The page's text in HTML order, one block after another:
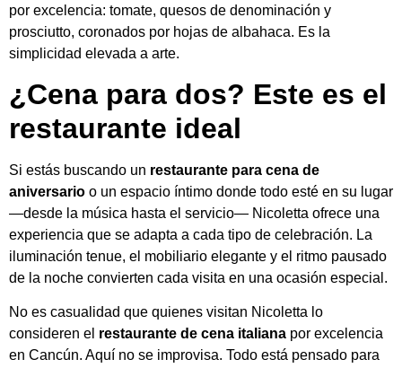
por excelencia: tomate, quesos de denominación y
prosciutto, coronados por hojas de albahaca. Es la
simplicidad elevada a arte.
¿Cena para dos? Este es el
restaurante ideal
Si estás buscando un restaurante para cena de
aniversario o un espacio íntimo donde todo esté en su lugar
—desde la música hasta el servicio— Nicoletta ofrece una
experiencia que se adapta a cada tipo de celebración. La
iluminación tenue, el mobiliario elegante y el ritmo pausado
de la noche convierten cada visita en una ocasión especial.
No es casualidad que quienes visitan Nicoletta lo
consideren el restaurante de cena italiana por excelencia
en Cancún. Aquí no se improvisa. Todo está pensado para